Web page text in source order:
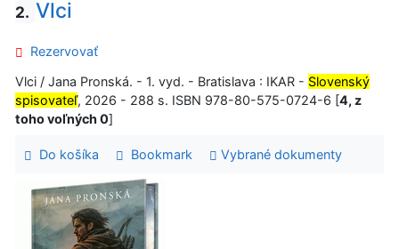
2. Vlci
Rezervovať
Vlci / Jana Pronská. - 1. vyd. - Bratislava : IKAR - Slovenský
spisovateľ, 2026 - 288 s. ISBN 978-80-575-0724-6 [4, z
toho voľných 0]
Do košíka Bookmark Vybrané dokumenty